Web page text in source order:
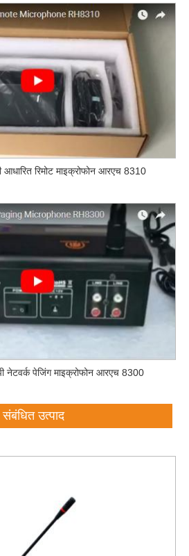
रिमोट माइक्रोफोन आरएच 8310
नेटवर्क पेजिंग माइक्रोफोन आरएच 8300
संबंधित उत्पाद